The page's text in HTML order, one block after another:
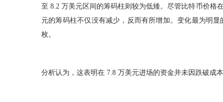
至 8.2 万美元区间的筹码柱则较为低矮。尽管比特币价格
元的筹码柱不仅没有减少，反而有所增加。变化最为明
枚。
分析认为，这表明在 7.8 万美元进场的资金并未因跌破成